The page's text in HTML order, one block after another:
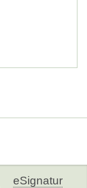
eSignatur